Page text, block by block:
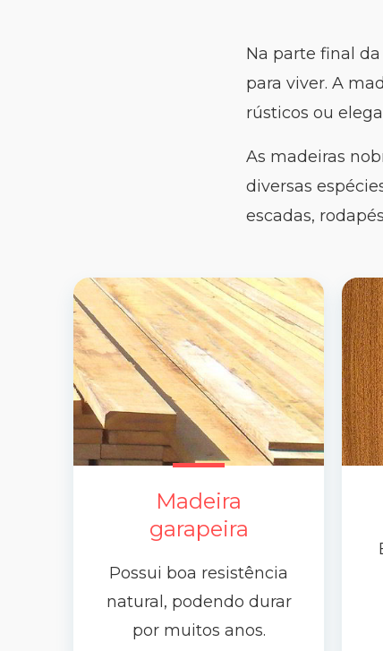
Na parte final
para viver. A
rústicos ou
As madeiras
diversas
escadas,
Madeira
garapeira
Possui boa resistência
natural, podendo durar
por muitos anos.